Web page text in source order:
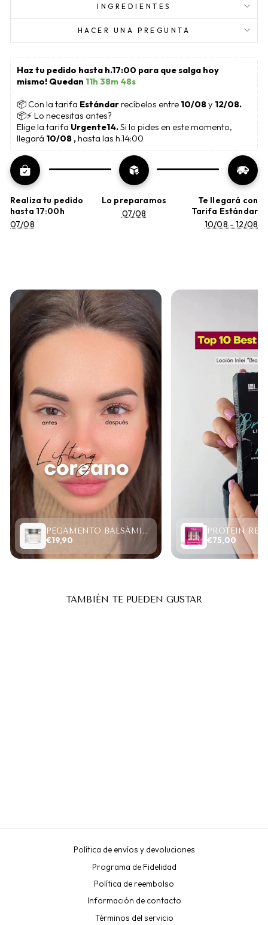
INGREDIENTES
HACER UNA PREGUNTA
Haz tu pedido hasta h.17:00 para que salga hoy
mismo! Quedan 11h 38m 48s
📦 Con la tarifa Estándar recíbelos entre 10/08 y 12/08.
📦⚡ Lo necesitas antes?
Elige la tarifa Urgente14. Si lo pides en este momento,
llegará 10/08 , hasta las h.14:00
Realiza tu pedido
hasta 17:00h
07/08
Lo preparamos
07/08
Te llegará con
Tarifa Estándar
10/08 - 12/08
PEGAMENTO BALSÁMICO CLEAR LASH 15ML
€19,90 €75,00
TAMBIÉN TE PUEDEN GUSTAR
Política de envíos y devoluciones
Programa de Fidelidad
Política de reembolso
Información de contacto
Términos del servicio